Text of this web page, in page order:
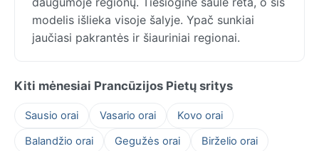
modelis išlieka visoje šalyje. Ypač sunkiai
jaučiasi pakrantės ir šiauriniai regionai.
Kiti mėnesiai Prancūzijos Pietų sritys
Sausio orai Vasario orai
Kovo orai
Balandžio orai
Gegužės orai
Birželio orai